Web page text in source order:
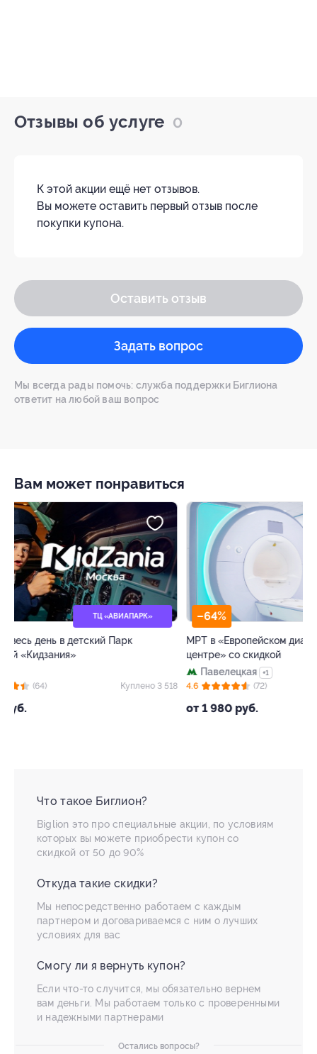
Отзывы об услуге 0
К этой акции ещё нет отзывов.
Вы можете оставить первый отзыв после
покупки купона.
Оставить отзыв
Задать вопрос
Мы всегда рады помочь: служба поддержки Биглиона
ответит на любой ваш вопрос
Вам может понравиться
518
–64%
МРТ в «Европейском диагностическом
центре» со скидкой
от 1 980 руб.
4.6 Куплено 1 918
–50%
со скидкой
Деловой
от 630 руб.
Что такое Биглион?
Biglion это про специальные акции, по условиям
которых вы можете приобрести купон со
скидкой от 50 до 90%
Откуда такие скидки?
Мы непосредственно работаем с каждым
партнером и договариваемся с ним о лучших
условиях для вас
Смогу ли я вернуть купон?
Если что-то случится, мы обязательно вернем
вам деньги. Мы работаем только с проверенными
и надежными партнерами
Остались вопросы?